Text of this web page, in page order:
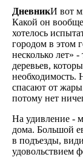
ДневникИ вот
Какой он
хотелось
городом в этом
несколько лет»
деревьев,
необходимость.
спасают от
потому нет
На удивление -
дома. Большой
в подъезды,
удовольствием